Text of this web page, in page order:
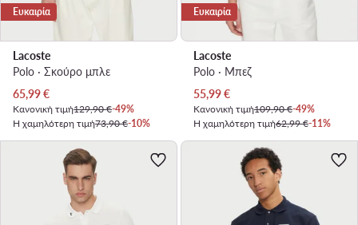
Ευκαιρία
Lacoste
Polo · Σκούρο μπλε
Τρέχουσα τιμή
65,99€
Κανονική τιμή129,90 €-49%
Η χαμηλότερη τιμή73,90 €-10%
Ευκαιρία
Lacoste
Polo · Μπεζ
Τρέχουσα τιμή
55,99€
Κανονική τιμή109,90 €-49%
Η χαμηλότερη τιμή62,99 €-11%